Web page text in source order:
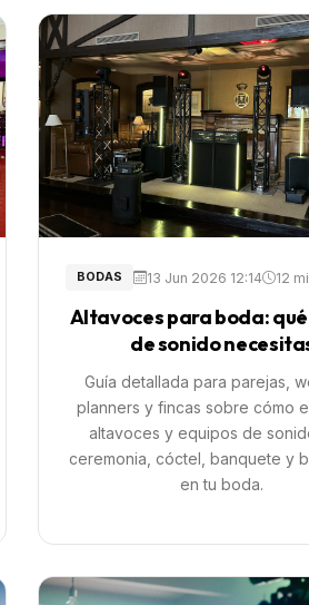
BODAS 13 Jun 2026 12:14 12
Altavoces para boda:
de sonido
Guía detallada para parejas,
planners y fincas sobre cómo
altavoces y equipos de
ceremonia, cóctel, banquete y
en tu boda.